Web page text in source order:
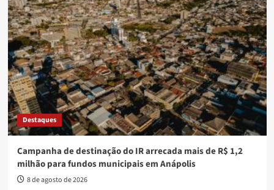
Destaques
Campanha de destinação do IR arrecada mais de R$ 1,2
milhão para fundos municipais em Anápolis
8 de agosto de 2026